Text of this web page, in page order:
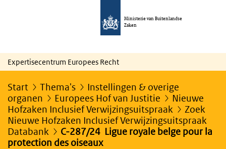
Ministerie van Buitenlandse
Zaken
Expertisecentrum Europees Recht
Start Thema's
Instellingen & overige
organen
Europees Hof van Justitie
Nieuwe
Hofzaken Inclusief Verwijzingsuitspraak
Zoek
Nieuwe Hofzaken Inclusief Verwijzingsuitspraak
Databank
C-287/24 Ligue royale belge pour la
protection des oiseaux